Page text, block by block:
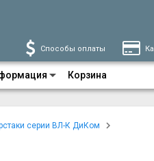
Способы оплаты
Корзина
серии ВЛ-К ДиКом